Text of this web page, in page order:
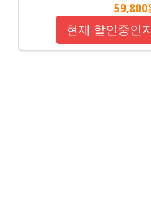
59,800
현재 할인중인